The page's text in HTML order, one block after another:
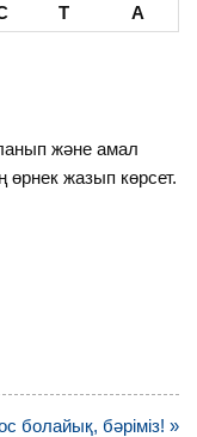
Т А
және амал
өрнек жазып көрсет.
болайық, бәріміз! »